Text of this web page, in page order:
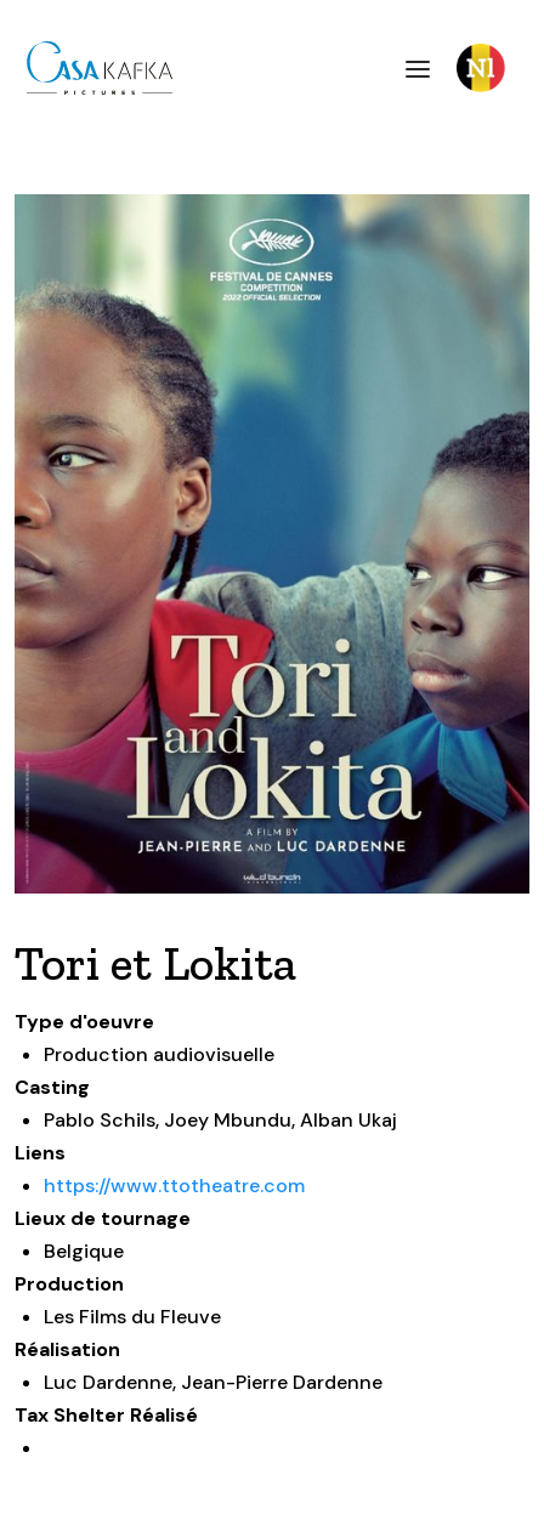
Tori et Lokita
Type d'oeuvre
Production audiovisuelle
Casting
Pablo Schils, Joey Mbundu, Alban Ukaj
Liens
https://www.ttotheatre.com
Lieux de tournage
Belgique
Production
Les Films du Fleuve
Réalisation
Luc Dardenne, Jean-Pierre Dardenne
Tax Shelter Réalisé